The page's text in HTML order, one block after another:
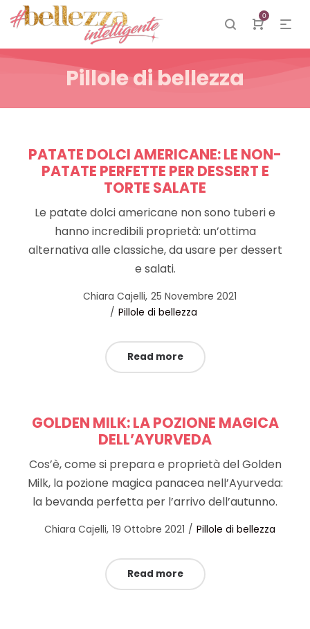
0
Pillole di bellezza
PATATE DOLCI AMERICANE: LE NON-
PATATE PERFETTE PER DESSERT E
TORTE SALATE
Le patate dolci americane non sono tuberi e
hanno incredibili proprietà: un’ottima
alternativa alle classiche, da usare per dessert
e salati.
byChiara Cajelli Posted
on
25 Novembre 2021
Posted
Pillole di bellezza
Read more
GOLDEN MILK: LA POZIONE MAGICA
DELL’AYURVEDA
Cos’è, come si prepara e proprietà del Golden
Milk, la pozione magica panacea nell’Ayurveda:
la bevanda perfetta per l’arrivo dell’autunno.
byChiara Cajelli Posted
19 Ottobre 2021
Posted
Pillole di bellezza
Read more